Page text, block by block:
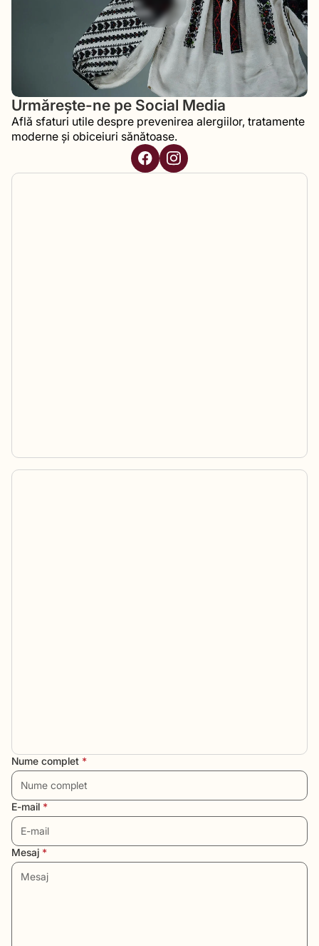
Urmărește-ne pe Social Media
Află sfaturi utile despre prevenirea alergiilor, tratamente
moderne și obiceiuri sănătoase.
Nume complet *
E-mail *
Mesaj *